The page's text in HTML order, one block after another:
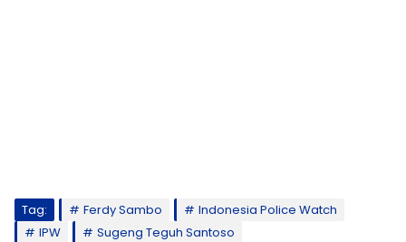
Tag: Ferdy Sambo
Indonesia Police Watch
IPW
Sugeng Teguh Santoso